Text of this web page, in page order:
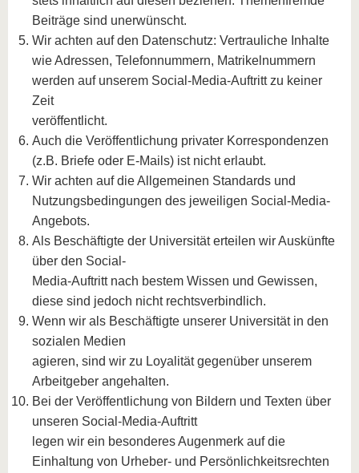
Beiträge sind unerwünscht.
Wir achten auf den Datenschutz: Vertrauliche Inhalte
wie Adressen, Telefonnummern, Matrikelnummern
werden auf unserem Social-Media-Auftritt zu keiner
Zeit
veröffentlicht.
Auch die Veröffentlichung privater Korrespondenzen
(z.B. Briefe oder E-Mails) ist nicht erlaubt.
Wir achten auf die Allgemeinen Standards und
Nutzungsbedingungen des jeweiligen Social-Media-
Angebots.
Als Beschäftigte der Universität erteilen wir Auskünfte
über den Social-
Media-Auftritt nach bestem Wissen und Gewissen,
diese sind jedoch nicht rechtsverbindlich.
Wenn wir als Beschäftigte unserer Universität in den
sozialen Medien
agieren, sind wir zu Loyalität gegenüber unserem
Arbeitgeber angehalten.
Bei der Veröffentlichung von Bildern und Texten über
unseren Social-Media-Auftritt
legen wir ein besonderes Augenmerk auf die
Einhaltung von Urheber- und Persönlichkeitsrechten